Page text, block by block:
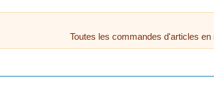
Toutes les commandes d'articles